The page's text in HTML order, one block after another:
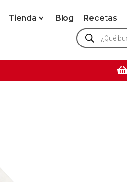
Tienda Blog Recetas